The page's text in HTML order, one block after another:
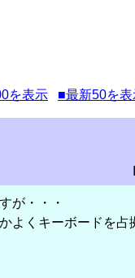
を表示 ■最新50を表
が・・・
よくキーボードを占